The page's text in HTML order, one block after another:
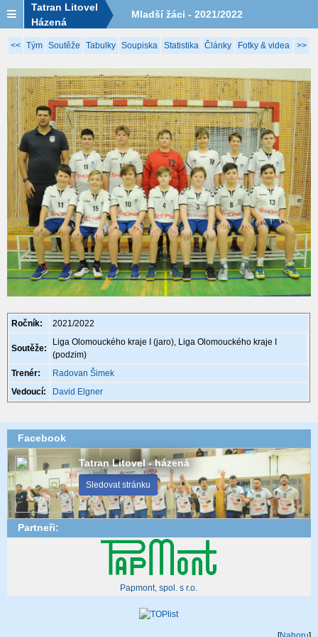
Tatran Litovel
Házená
Mladší žáci - 2021/2022
<< Tým Soutěže Tabulky Soupiska Statistika Články Fotky & videa >>
Ročník: 2021/2022
Soutěže:
Liga Olomouckého kraje I (jaro), Liga Olomouckého kraje I
(podzim)
Trenér:
Radovan Šimek
Vedoucí:
David Elgner
Facebook
Tatran Litovel - házená
Sledovat stránku
Partneři:
Papmont, spol. s r.o.